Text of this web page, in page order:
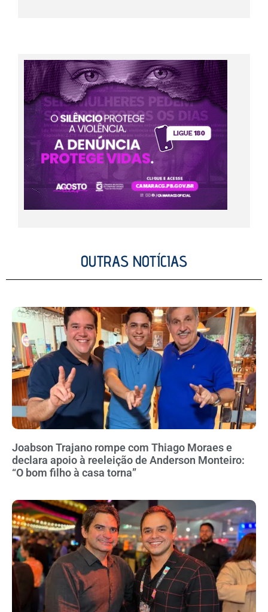
OUTRAS NOTÍCIAS
Joabson Trajano rompe com Thiago Moraes e
declara apoio à reeleição de Anderson Monteiro:
“O bom filho à casa torna”